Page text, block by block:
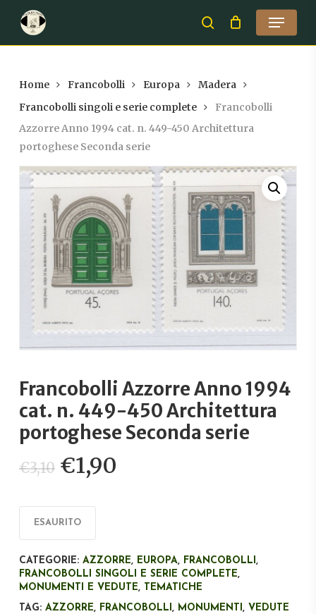
main
search
Menu
Home Francobolli Europa
Madera
Francobolli singoli e serie complete
Francobolli
Azzorre Anno 1994 cat. n. 449-450 Architettura
portoghese Seconda serie
Francobolli Azzorre Anno 1994
cat. n. 449-450 Architettura
portoghese Seconda serie
€3,10 Il
prezzo
originale
era:
€3,10.
€1,90
€1,90.
ESAURITO
CATEGORIE: AZZORRE, EUROPA, FRANCOBOLLI ,
FRANCOBOLLI SINGOLI E SERIE COMPLETE,
MONUMENTI E VEDUTE,
TEMATICHE
TAG: AZZORRE, FRANCOBOLLI , MONUMENTI , VEDUTE
Close